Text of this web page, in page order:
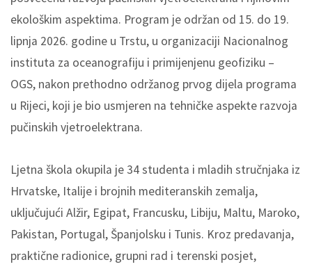
ekološkim aspektima. Program je održan od 15. do 19.
lipnja 2026. godine u Trstu, u organizaciji Nacionalnog
instituta za oceanografiju i primijenjenu geofiziku –
OGS, nakon prethodno održanog prvog dijela programa
u Rijeci, koji je bio usmjeren na tehničke aspekte razvoja
pučinskih vjetroelektrana.
Ljetna škola okupila je 34 studenta i mladih stručnjaka iz
Hrvatske, Italije i brojnih mediteranskih zemalja,
uključujući Alžir, Egipat, Francusku, Libiju, Maltu, Maroko,
Pakistan, Portugal, Španjolsku i Tunis. Kroz predavanja,
praktične radionice, grupni rad i terenski posjet,